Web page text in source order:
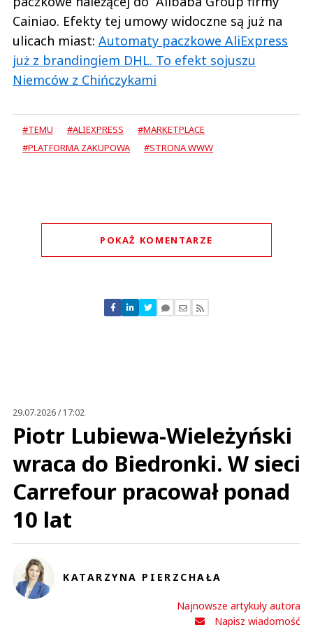
Cainiao. Efekty tej umowy widoczne są już na
ulicach miast: Automaty paczkowe AliExpress
już z brandingiem DHL. To efekt sojuszu
Niemców z Chińczykami
#TEMU #ALIEXPRESS
#MARKETPLACE
#PLATFORMA ZAKUPOWA
#STRONA WWW
POKAŻ KOMENTARZE
Niemcy jak zwykle sprzedadzą nawet swoją duszę by osiągnąć zysk ! Patrz
jak Germanu trzymają się Putina odnośnie gazu i ropy...
Kris
0
0
Grzegorz
This comment was minimized by the moderator on the site
29.07.2026 / 17:02
Piotr Lubiewa-Wieleżyński
wraca do Biedronki. W sieci
Carrefour pracował ponad
10 lat
KATARZYNA PIERZCHAŁA
Najnowsze artykuły autora
Napisz wiadomość